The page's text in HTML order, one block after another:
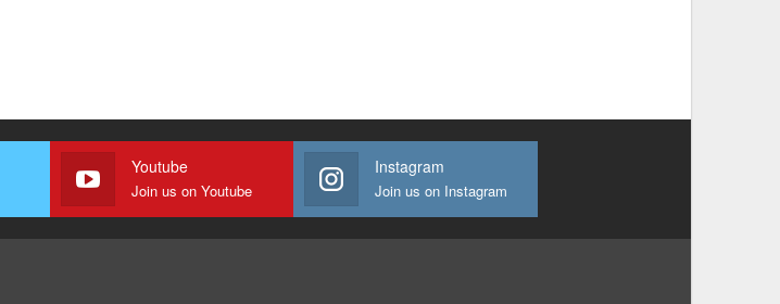
Youtube
Join us on Youtube
Instagram
Join us on Instagram